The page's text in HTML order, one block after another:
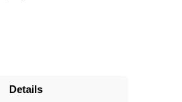
Details